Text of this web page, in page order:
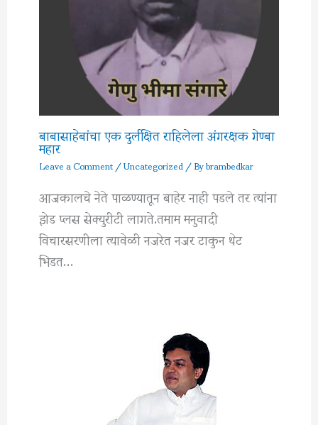
बाबासाहेबांचा एक दुर्लक्षित राहिलेला अंगरक्षक गेण्बा
महार
Leave a Comment/Uncategorized/ Bybrambedkar
आजकालचे नेते पाळण्यातून बाहेर नाही पडले तर त्यांना
झेड प्लस सेक्युरीटी लागते.तमाम मनुवादी
विचारसरणीला त्यावेळी नजरेत नजर टाकुन थेट
भिडत…